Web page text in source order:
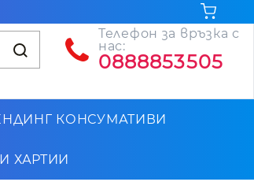
Телефон за връзка с
нас:
0888853505
КОНСУМАТИВИ
ХАРТИИ